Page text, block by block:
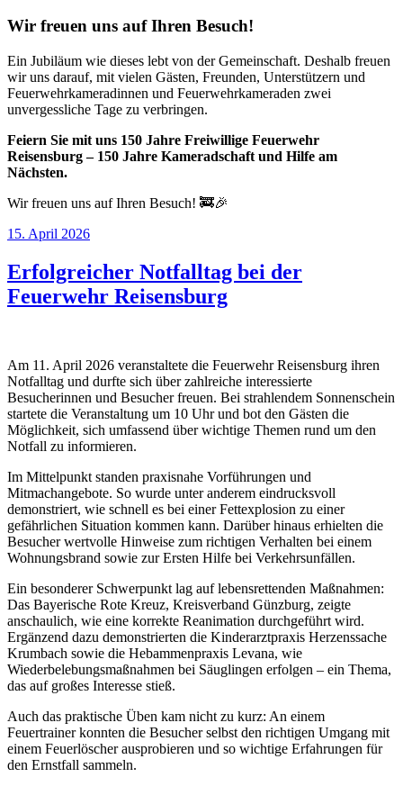
Wir freuen uns auf Ihren Besuch!
Ein Jubiläum wie dieses lebt von der Gemeinschaft. Deshalb freuen
wir uns darauf, mit vielen Gästen, Freunden, Unterstützern und
Feuerwehrkameradinnen und Feuerwehrkameraden zwei
unvergessliche Tage zu verbringen.
Feiern Sie mit uns 150 Jahre Freiwillige Feuerwehr
Reisensburg – 150 Jahre Kameradschaft und Hilfe am
Nächsten.
Wir freuen uns auf Ihren Besuch! 🚒🎉
Veröffentlicht
15. April 2026
Erfolgreicher Notfalltag bei der
Feuerwehr Reisensburg
Am 11. April 2026 veranstaltete die Feuerwehr Reisensburg ihren
Notfalltag und durfte sich über zahlreiche interessierte
Besucherinnen und Besucher freuen. Bei strahlendem Sonnenschein
startete die Veranstaltung um 10 Uhr und bot den Gästen die
Möglichkeit, sich umfassend über wichtige Themen rund um den
Notfall zu informieren.
Im Mittelpunkt standen praxisnahe Vorführungen und
Mitmachangebote. So wurde unter anderem eindrucksvoll
demonstriert, wie schnell es bei einer Fettexplosion zu einer
gefährlichen Situation kommen kann. Darüber hinaus erhielten die
Besucher wertvolle Hinweise zum richtigen Verhalten bei einem
Wohnungsbrand sowie zur Ersten Hilfe bei Verkehrsunfällen.
Ein besonderer Schwerpunkt lag auf lebensrettenden Maßnahmen:
Das Bayerische Rote Kreuz, Kreisverband Günzburg, zeigte
anschaulich, wie eine korrekte Reanimation durchgeführt wird.
Ergänzend dazu demonstrierten die Kinderarztpraxis Herzenssache
Krumbach sowie die Hebammenpraxis Levana, wie
Wiederbelebungsmaßnahmen bei Säuglingen erfolgen – ein Thema,
das auf großes Interesse stieß.
Auch das praktische Üben kam nicht zu kurz: An einem
Feuertrainer konnten die Besucher selbst den richtigen Umgang mit
einem Feuerlöscher ausprobieren und so wichtige Erfahrungen für
den Ernstfall sammeln.